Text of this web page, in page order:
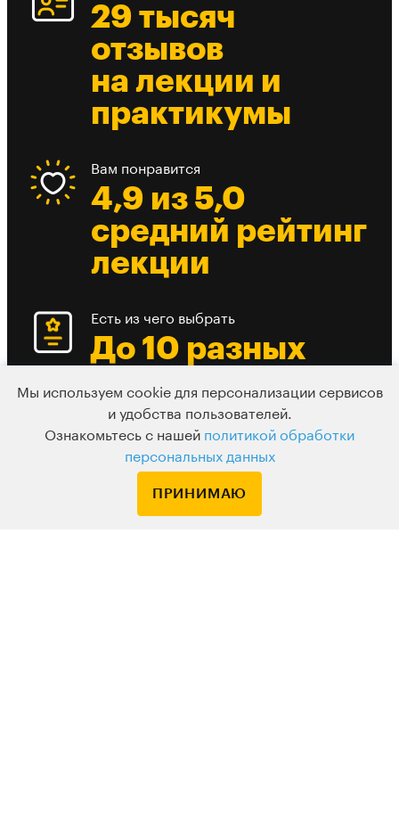
29 тысяч
отзывов
на лекции и
практикумы
Вам понравится
4,9 из 5,0
средний рейтинг
лекции
Есть из чего выбрать
До 10 разных
вебинаров в
день
Мы используем cookie для персонализации сервисов
и удобства пользователей.
Ознакомьтесь с нашей политикой обработки
персональных данных
ПРИНИМАЮ